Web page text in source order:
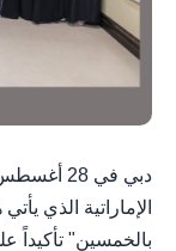
دبي في
الإماراتية الذي
بالخمسين" تأكيداً